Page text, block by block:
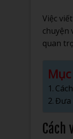
Việc
chuyện
quan
Đưa
Cách